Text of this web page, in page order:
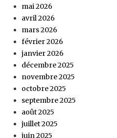
mai 2026
avril 2026
mars 2026
février 2026
janvier 2026
décembre 2025
novembre 2025
octobre 2025
septembre 2025
août 2025
juillet 2025
juin 2025